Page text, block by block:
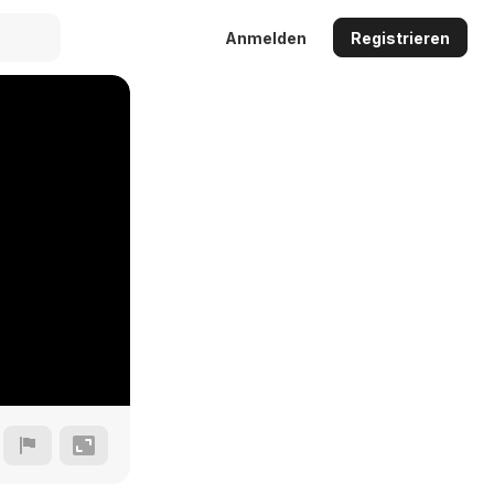
Anmelden Registrieren